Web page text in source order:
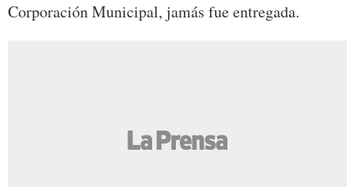
Corporación Municipal, jamás fue entregada.